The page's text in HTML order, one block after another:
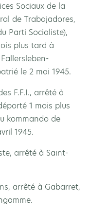
Sociaux de la
de Trabajadores,
Parti Socialiste),
plus tard à
le 2 mai 1945.
F.F.I., arrêté à
1 mois plus
kommando de
1945.
arrêté à Saint-
arrêté à Gabarret,